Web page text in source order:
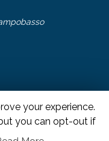
your experience.
you can opt-out if